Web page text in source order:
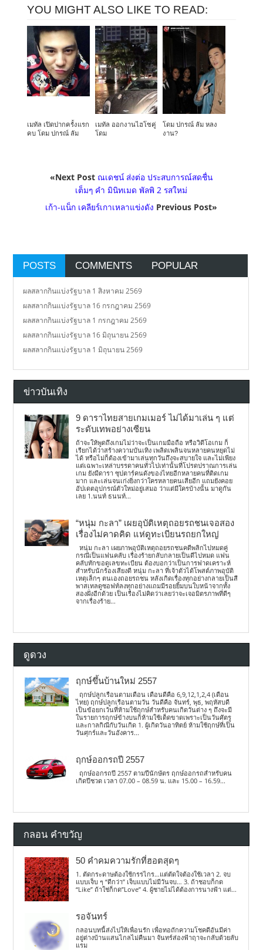
YOU MIGHT ALSO LIKE TO READ:
เมทัล เปิดปากครั้งแรก
คบ โดม ปกรณ์ ลัม
เมทัล ออกงานไฮโซคู่
โดม
โดม ปกรณ์ ลัม หลง
งาน?
«Next Post ณเดชน์ ส่งต่อ ประสบการณ์สดชื่น
เต็มๆ คำ มินิทเมด พัลพิ 2 รสใหม่
เก้า-แน็ก เคลียร์เกาเหลาแข่งดัง Previous Post»
POSTS COMMENTS POPULAR
ผลสลากกินแบ่งรัฐบาล 1 สิงหาคม 2569
ผลสลากกินแบ่งรัฐบาล 16 กรกฎาคม 2569
ผลสลากกินแบ่งรัฐบาล 1 กรกฎาคม 2569
ผลสลากกินแบ่งรัฐบาล 16 มิถุนายน 2569
ผลสลากกินแบ่งรัฐบาล 1 มิถุนายน 2569
ข่าวบันเทิง
9 ดาราไทยสายเกมเมอร์ ไม่ได้มาเล่น ๆ แต่
ระดับเทพอย่างเซียน
ถ้าจะให้พูดถึงเกมไม่ว่าจะเป็นเกมมือถือ หรือวิดีโอเกม ก็
เรียกได้ว่าสร้างความบันเทิง เพลิดเพลินจนหลายคนหยุดไม่
ได้ หรือไม่ก็ต้องเข้ามาเล่นทุกวันถึงจะสบายใจ และไม่เพียง
แต่เฉพาะเหล่าบรรดาคนทั่วไปเท่านั้นที่โปรดปราณการเล่น
เกม ยังมีดารา ซุปตาร์คนดังของไทยอีกหลายคนที่ติดเกม
มาก และเล่นจนเก่งยิ่งกว่าใครหลายคนเสียอีก แถมยังคอย
อัปเดตอุปกรณ์ตัวใหม่อยู่เสมอ ว่าแต่มีใครบ้างนั้น มาดูกัน
เลย 1.นนท์ ธนนท์...
“หนุ่ม กะลา” เผยอุบัติเหตุถอยรถชนเจอสอง
เรื่องไม่คาดคิด แห่ดูทะเบียนรถยกใหญ่
หนุ่ม กะลา เผยภาพอุบัติเหตุถอยรถชนคดีพลิกไปหมดคู่
กรณีเป็นแฟนคลับ เรื่องร้ายกลับกลายเป็นดีไปหมด แฟน
คลับทักขอดูเลขทะเบียน ต้องบอกว่าเป็นการฟาดเคราะห์
สำหรับนักร้องเสียงดี หนุ่ม กะลา ที่เจ้าตัวได้โพสต์ภาพอุบัติ
เหตุเล็กๆ ตนเองถอยรถชน หลังเกิดเรื่องทุกอย่างกลายเป็นสี
พาสเทลดูซอฟท์ลงทุกอย่างแถมมีรอยยิ้มบนใบหน้าจากทั้ง
สองฝั่งอีกด้วย เป็นเรื่องไม่คิดว่าเลยว่าจะเจอมิตรภาพที่ดีๆ
จากเรื่องร้าย...
ดูดวง
ฤกษ์ขึ้นบ้านใหม่ 2557
ฤกษ์ปลูกเรือนตามเดือน เดือนดีคือ 6,9,12,1,2,4 (เดือน
ไทย) ฤกษ์ปลูกเรือนตามวัน วันดีคือ จันทร์, พุธ, พฤหัสบดี
เป็นข้อยกเว้นที่ห้ามใช้ฤกษ์สำหรับคนเกิดวันต่าง ๆ ถึงจะมี
ในรายการฤกษ์ข้างบนก็ห้ามใช้เด็ดขาดเพราะเป็นวันศัตรู
และกาลกิณีกับวันเกิด 1. ผู้เกิดวันอาทิตย์ ห้ามใช้ฤกษ์ที่เป็น
วันศุกร์และวันอังคาร...
ฤกษ์ออกรถปี 2557
ฤกษ์ออกรถปี 2557 ตามปีนักษัตร ฤกษ์ออกรถสำหรับคน
เกิดปีชวด เวลา 07.00 – 08.59 น. และ 15.00 – 16.59...
กลอน คำขวัญ
50 คำคมความรักที่ฮอตสุดๆ
1. ตัดกระดาษต้องใช้กรรไกร…แต่ตัดใจต้องใช้เวลา 2. จบ
แบบเจ็บ ๆ “ดีกว่า” เจ็บแบบไม่มีวันจบ… 3. ถ้าชอบก็กด
“Like” ถ้าใช่ก็กด”Love” 4. ผู้ชายไม่ได้ต้องการนางฟ้า แต่...
รอจันทร์
กลอนบทนี้ส่งไปให้เพื่อนรัก เพื่อทอถักความโชคดีอันมีค่า
อยู่ต่างบ้านแสนไกลไม่คืนมา จันทร์ส่องฟ้าฤาจะกลับด้วยลับ
แรม